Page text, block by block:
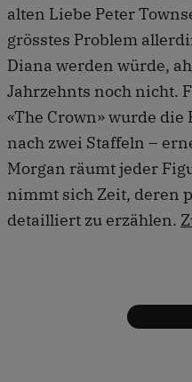
alten Liebe Peter
grösstes Problem
Diana werden würde,
Jahrzehnts noch nicht.
«The Crown» wurde
nach zwei Staffeln –
Morgan räumt jeder
nimmt sich Zeit, deren
detailliert zu erzählen.